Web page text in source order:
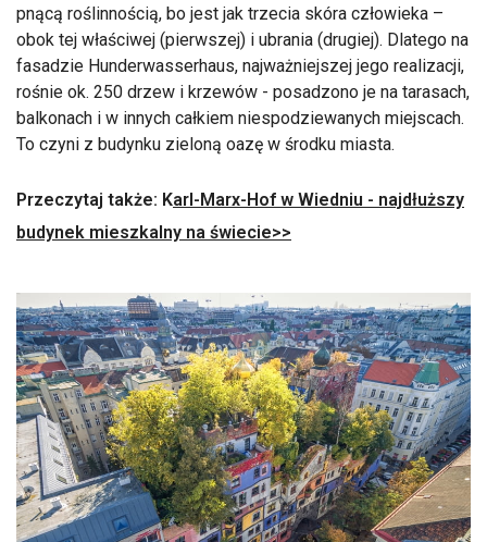
pnącą roślinnością, bo jest jak trzecia skóra człowieka –
obok tej właściwej (pierwszej) i ubrania (drugiej). Dlatego na
fasadzie Hunderwasserhaus, najważniejszej jego realizacji,
rośnie ok. 250 drzew i krzewów - posadzono je na tarasach,
balkonach i w innych całkiem niespodziewanych miejscach.
To czyni z budynku zieloną oazę w środku miasta.
Przeczytaj także: Karl-Marx-Hof w Wiedniu - najdłuższy
budynek mieszkalny na świecie>>